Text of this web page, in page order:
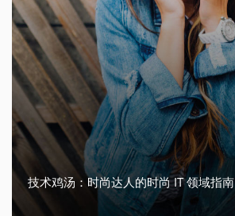
技术鸡汤：时尚达人的时尚 IT 领域指南